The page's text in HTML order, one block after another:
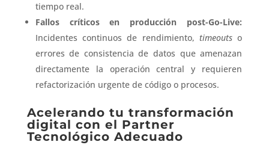
tiempo real.
Fallos críticos en producción post-Go-Live:
Incidentes continuos de rendimiento, timeoutso
errores de consistencia de datos que amenazan
directamente la operación central y requieren
refactorización urgente de código o procesos.
Acelerando tu transformación
digital con el Partner
Tecnológico Adecuado